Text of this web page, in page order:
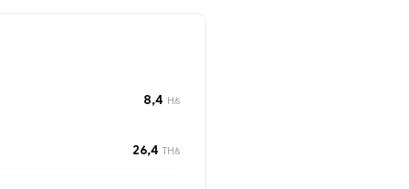
8,4 H/s
26,4 TH/s